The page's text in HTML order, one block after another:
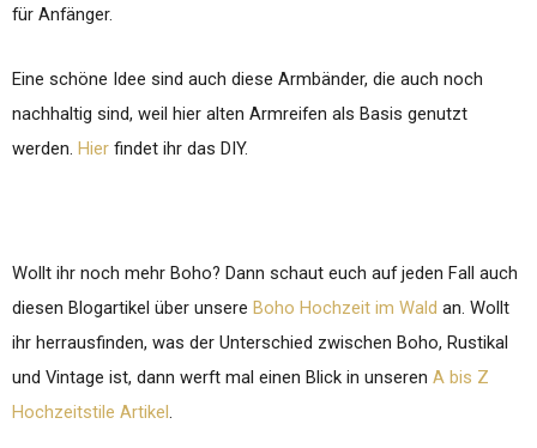
für Anfänger.
Eine schöne Idee sind auch diese Armbänder, die auch noch
nachhaltig sind, weil hier alten Armreifen als Basis genutzt
werden. Hier findet ihr das DIY.
Wollt ihr noch mehr Boho? Dann schaut euch auf jeden Fall auch
diesen Blogartikel über unsere Boho Hochzeit im Wald an. Wollt
ihr herrausfinden, was der Unterschied zwischen Boho, Rustikal
und Vintage ist, dann werft mal einen Blick in unseren A bis Z
Hochzeitstile Artikel .